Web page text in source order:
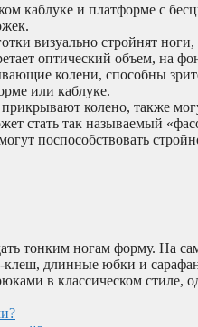
каблуке и платформе с
визуально стройнят
оптический объем, на
колени, способны
или каблуке.
колено, также
стать так называемый
поспособствовать
тонким ногам форму. На
клеш, длинные юбки и
в классическом стиле,